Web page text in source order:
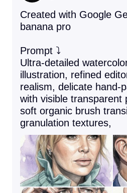
Created with Google
banana pro
Prompt ⤵️
Ultra-detailed
illustration, refined
realism, delicate hand-
with visible transparent
soft organic brush
granulation textures,